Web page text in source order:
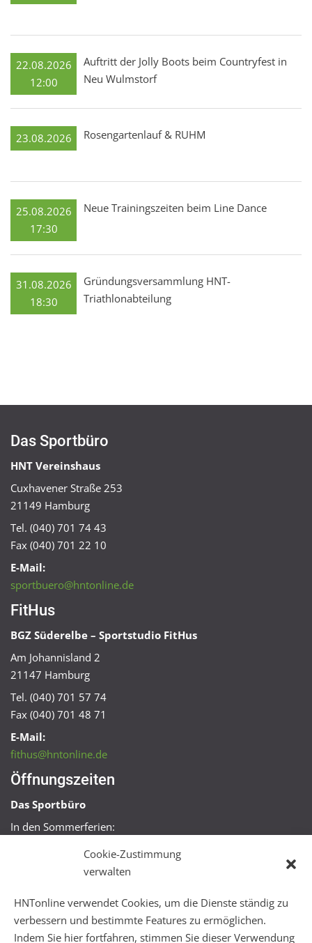
Cookie-Zustimmung
verwalten
HNTonline verwendet Cookies, um die Dienste ständig zu
verbessern und bestimmte Features zu ermöglichen.
Indem Sie hier fortfahren, stimmen Sie dieser Verwendung
22.08.2026
12:00
Auftritt der Jolly Boots beim Countryfest in
Neu Wulmstorf
23.08.2026 Rosengartenlauf & RUHM
25.08.2026
17:30
Neue Trainingszeiten beim Line Dance
31.08.2026
18:30
Gründungsversammlung HNT-
Triathlonabteilung
Das Sportbüro
HNT Vereinshaus
Cuxhavener Straße 253
21149 Hamburg
Tel. (040) 701 74 43
Fax (040) 701 22 10
E-Mail:
sportbuero@hntonline.de
FitHus
BGZ Süderelbe – Sportstudio FitHus
Am Johannisland 2
21147 Hamburg
Tel. (040) 701 57 74
Fax (040) 701 48 71
E-Mail:
fithus@hntonline.de
Öffnungszeiten
Das Sportbüro
In den Sommerferien:
Mo + Mi 16:00 – 18:00 Uhr
Mo – Fr 08:00 – 22:00 Uhr
Sa + So 10:00 – 18:00 Uhr